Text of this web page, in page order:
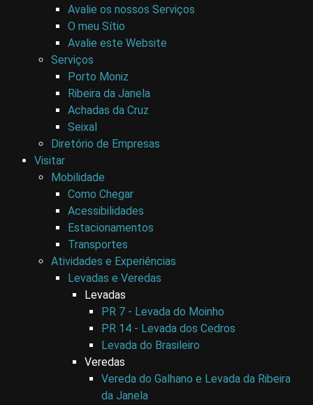
Avalie os nossos Serviços
O meu Sítio
Avalie este Website
Serviços
Porto Moniz
Ribeira da Janela
Achadas da Cruz
Seixal
Diretório de Empresas
Visitar
Mobilidade
Como Chegar
Acessibilidades
Estacionamentos
Transportes
Atividades e Experiências
Levadas e Veredas
Levadas
PR 7 - Levada do Moinho
PR 14 - Levada dos Cedros
Levada do Brasileiro
Veredas
Vereda do Galhano e Levada da Ribeira
da Janela